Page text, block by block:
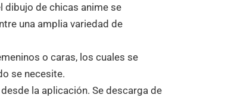
dibujo de chicas anime se
una amplia variedad de
o caras, los cuales se
se necesite.
la aplicación. Se descarga de